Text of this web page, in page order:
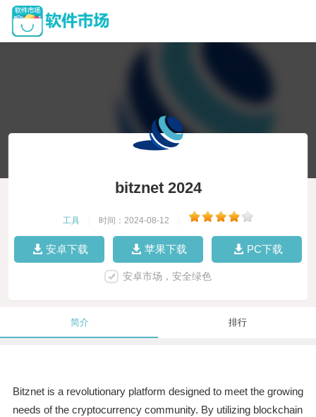
bitznet 2024
工具 时间：2024-08-12
安卓下载 苹果下载 PC下载
安卓市场，安全绿色
简介 排行
Bitznet is a revolutionary platform designed to meet the growing
needs of the cryptocurrency community. By utilizing blockchain